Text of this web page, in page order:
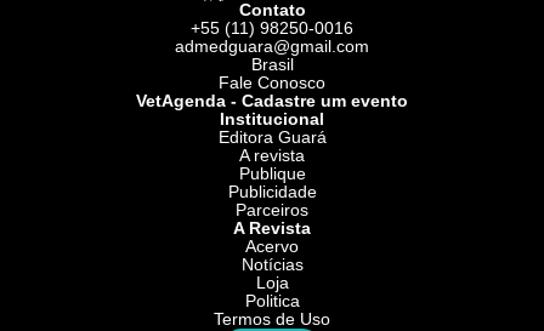
Contato
+55 (11) 98250-0016
admedguara@gmail.com
Brasil
Fale Conosco
VetAgenda - Cadastre um evento
Institucional
Editora Guará
A revista
Publique
Publicidade
Parceiros
A Revista
Acervo
Notícias
Loja
Politica
Termos de Uso